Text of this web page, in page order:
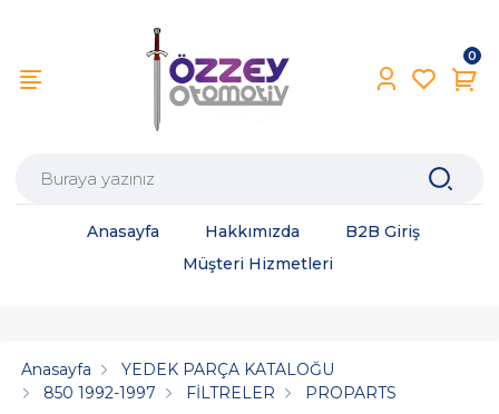
0
Anasayfa Hakkımızda
B2B Giriş
Müşteri Hizmetleri
Anasayfa
YEDEK PARÇA KATALOĞU
850 1992-1997
FİLTRELER PROPARTS